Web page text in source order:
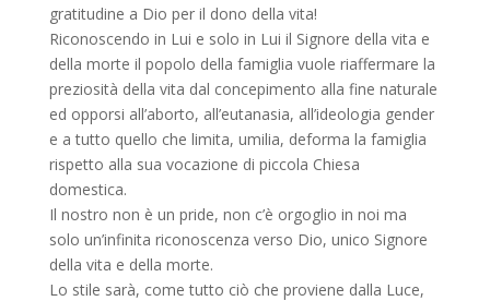
gratitudine a Dio per il dono della vita!
Riconoscendo in Lui e solo in Lui il Signore della vita e
della morte il popolo della famiglia vuole riaffermare la
preziosità della vita dal concepimento alla fine naturale
ed opporsi all’aborto, all’eutanasia, all’ideologia gender
e a tutto quello che limita, umilia, deforma la famiglia
rispetto alla sua vocazione di piccola Chiesa
domestica.
Il nostro non è un pride, non c’è orgoglio in noi ma
solo un’infinita riconoscenza verso Dio, unico Signore
della vita e della morte.
Lo stile sarà, come tutto ciò che proviene dalla Luce,